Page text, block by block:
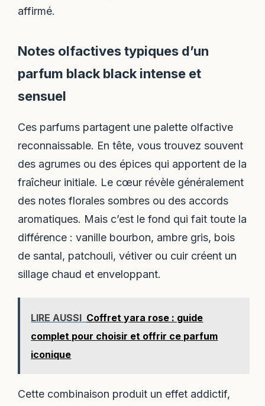
affirmé.
Notes olfactives typiques d’un
parfum black black intense et
sensuel
Ces parfums partagent une palette olfactive
reconnaissable. En tête, vous trouvez souvent
des agrumes ou des épices qui apportent de la
fraîcheur initiale. Le cœur révèle généralement
des notes florales sombres ou des accords
aromatiques. Mais c’est le fond qui fait toute la
différence : vanille bourbon, ambre gris, bois
de santal, patchouli, vétiver ou cuir créent un
sillage chaud et enveloppant.
LIRE AUSSI Coffret yara rose : guide
complet pour choisir et offrir ce parfum
iconique
Cette combinaison produit un effet addictif,